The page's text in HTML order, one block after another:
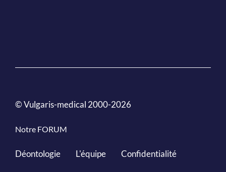
© Vulgaris-medical 2000-2026
Notre FORUM
Déontologie L'équipe Confidentialité